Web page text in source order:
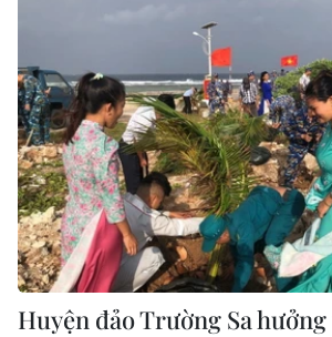
Huyện đảo Trường Sa